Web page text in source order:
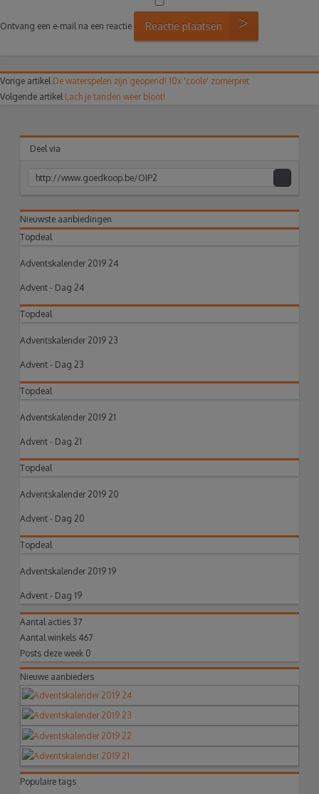
Ontvang een e-mail na een reactie Reactie plaatsen
Vorige artikel De waterspelen zijn geopend! 10x 'coole' zomerpret
Volgende artikel Lach je tanden weer bloot!
Pinterest
Twitter
Deel via
Nieuwste aanbiedingen
Topdeal
Adventskalender 2019 24
Advent - Dag 24
Topdeal
Adventskalender 2019 23
Advent - Dag 23
Topdeal
Adventskalender 2019 21
Advent - Dag 21
Topdeal
Adventskalender 2019 20
Advent - Dag 20
Topdeal
Adventskalender 2019 19
Advent - Dag 19
Aantal acties 37
Aantal winkels 467
Posts deze week 0
Nieuwe aanbieders
Populaire tags